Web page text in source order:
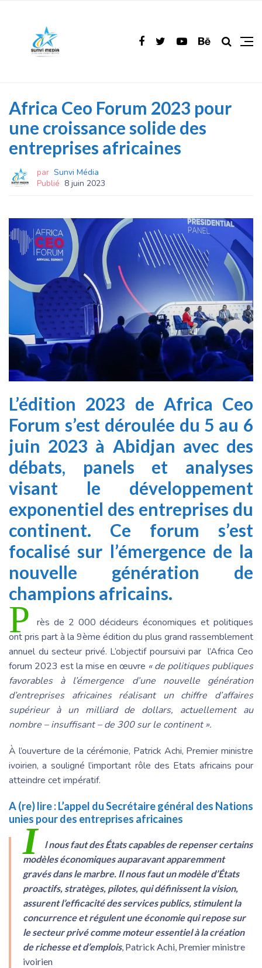
Africa Ceo Forum 2023 pour
une croissance solide des
entreprises africaines
par Sunvi Média
Publié 8 juin 2023
L’édition 2023 de Africa Ceo
Forum s’est déroulée du 5 au 6
juin 2023 à Abidjan avec des
débats, panels et analyses
visant le développement
exponentiel des entreprises du
continent. Ce forum s’est
focalisé sur l’émergence de la
nouvelle génération de
champions africains.
P
rès de 2 000 décideurs économiques et politiques
ont pris part à la 9ème édition du plus grand rassemblement
annuel du secteur privé. L’objectif poursuivi par l’Africa Ceo
forum 2023 est la mise en œuvre « de politiques publiques
favorables à l’émergence d’une nouvelle génération
d’entreprises africaines réalisant un chiffre d’affaires
supérieur à un milliard de dollars, actuellement au
nombre – insuffisant – de 300 sur le continent ».
À l’ouverture de la cérémonie, Patrick Achi, Premier ministre
ivoirien, a souligné l’important rôle des Etats africains pour
atteindre cet impératif.
A (re) lire :L’appel du Secrétaire général des Nations
unies pour des entreprises africaines
I
l nous faut des États capables de repenser certains
modèles économiques auparavant apparemment
gravés dans le marbre. Il nous faut un modèle d’États
proactifs, stratèges, pilotes, qui définissent la vision,
assurent l’efficacité des services publics, stimulent la
concurrence et régulent une économie qui repose sur
le secteur privé comme moteur essentiel à la création
de richesse et d’emplois, Patrick Achi, Premier ministre
ivoirien